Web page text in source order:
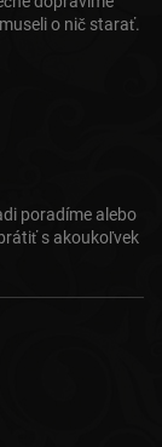
o nič starať.
poradíme alebo
s akoukoľvek